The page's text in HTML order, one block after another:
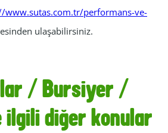
www.sutas.com.tr/performans-ve-
ulaşabilirsiniz.
/ Bursiyer /
diğer konular